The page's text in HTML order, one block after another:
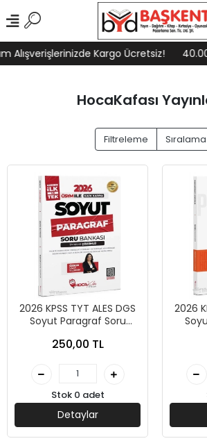
Alışverişlerinizde Kargo Ücretsiz!
HocaKafası
Filtreleme Sıralama
2026 KPSS TYT ALES DGS
Soyut Paragraf Soru
Saat Yıldırım- Hoca Kafası
250,00 TL
Stok 0 adet
Detaylar
2026
Saat